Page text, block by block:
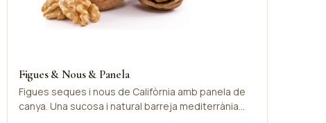
Figues & Nous & Panela
Figues seques i nous de Califòrnia amb panela de
canya. Una sucosa i natural barreja mediterrània